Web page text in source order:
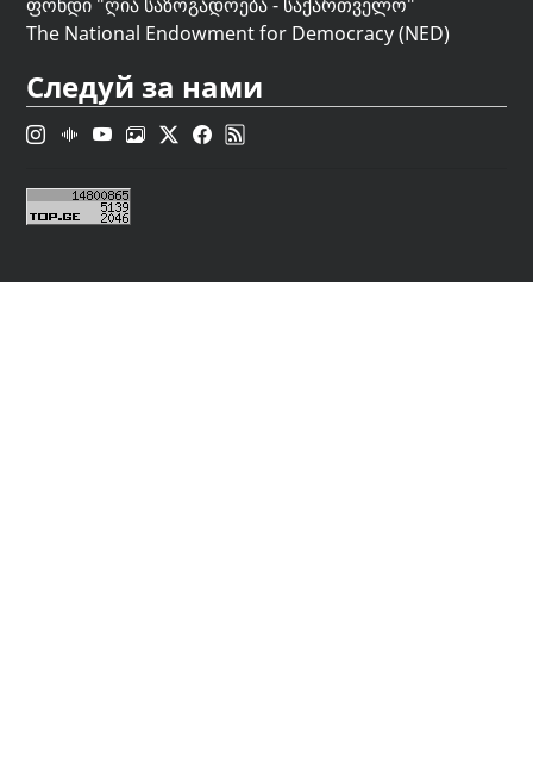
The National Endowment for Democracy (NED)
Следуй за нами